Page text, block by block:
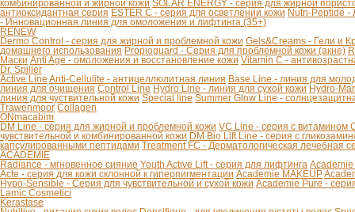
комбинированной и жирной кожи SOLAR ENERGY - серия для жирной
антиоксидантная серия ESTER C - серия для осветлении кожи Nutri-Peptide -
- Инновационная линия для омоложения и лифтинга (35+)
RENEW
Dermo Control - серия для жирной и проблемной кожи Gels&Creams - Гели и
домашнего использования Propioguard - Серия для проблемной кожи (акне)
Маски Anti Age - омоложения и восстановление кожи Vitamin C -
Dr. Spiller
Active Line Anti-Cellulite - антицеллюлитная линия Base Line - линия для
линия для очищения Control Line Hydro Line - линия для сухой кожи Hydro-
линия для чуствительной кожи Special line Summer Glow Line -
Trawenmoor Collagen
ONmacabim
DM Line - серия для жирной и проблемной кожи VC Line - серия с витамином
чувствительной и комбинированной кожи DM Bio Lift Line - cерия с
капсулированными пептидами Treatment FC - Дерматологическая лечебная
ACADEMIE
Radiance - мгновенное сияние Youth Active Lift - серия для лифтинга
Acte - серия для кожи склонной к гиперпигментации Academie MAKEUP
Hypo-Sensible - Серия для чувствительной и сухой кожи Academie Pure -
Lamic Cosmetici
Kerastase